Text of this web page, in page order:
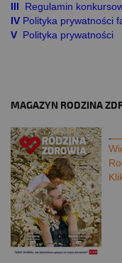
III
Regulamin
IV Polityka prywatności
V Polityka prywatności
MAGAZYN RODZINA